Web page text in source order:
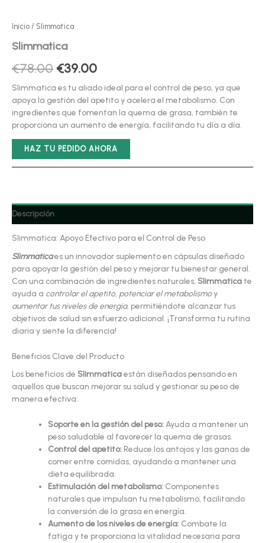
Inicio / Slimmatica
Slimmatica
€78.00 El
precio
original
era:
€78.00.
€39.00El
precio
actual
es:
€39.00.
Slimmatica es tu aliado ideal para el control de peso, ya que
apoya la gestión del apetito y acelera el metabolismo. Con
ingredientes que fomentan la quema de grasa, también te
proporciona un aumento de energía, facilitando tu día a día.
HAZ TU PEDIDO AHORA
Descripción
Slimmatica: Apoyo Efectivo para el Control de Peso
Slimmaticaes un innovador suplemento en cápsulas diseñado
para apoyar la gestión del peso y mejorar tu bienestar general.
Con una combinación de ingredientes naturales, Slimmatica te
ayuda a controlar el apetito potenciar el metabolismoy
aumentar tus niveles de energía, permitiéndote alcanzar tus
objetivos de salud sin esfuerzo adicional. ¡Transforma tu rutina
diaria y siente la diferencia!
Beneficios Clave del Producto
Los beneficios de Slimmaticaestán diseñados pensando en
aquellos que buscan mejorar su salud y gestionar su peso de
manera efectiva:
Soporte en la gestión del peso: Ayuda a mantener un
peso saludable al favorecer la quema de grasas.
Control del apetito: Reduce los antojos y las ganas de
comer entre comidas, ayudando a mantener una
dieta equilibrada.
Estimulación del metabolismo: Componentes
naturales que impulsan tu metabolismo, facilitando
la conversión de la grasa en energía.
Aumento de los niveles de energía: Combate la
fatiga y te proporciona la vitalidad necesaria para